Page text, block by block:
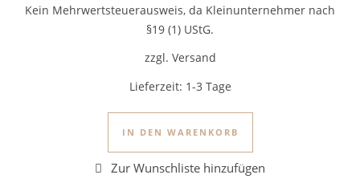
Kein Mehrwertsteuerausweis, da Kleinunternehmer nach
§19 (1) UStG.
zzgl. Versand
Lieferzeit: 1-3 Tage
IN DEN WARENKORB